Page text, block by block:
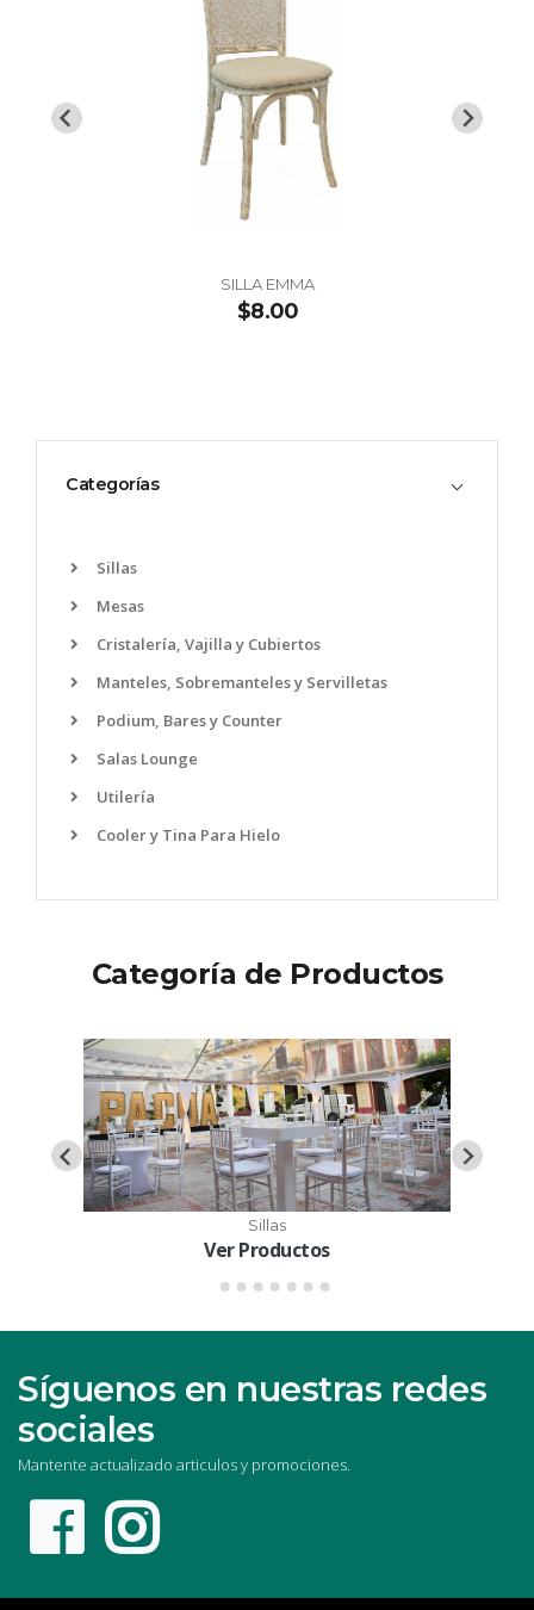
SILLA EMMA
$8.00
Categorías
Sillas
Mesas
Cristalería, Vajilla y Cubiertos
Manteles, Sobremanteles y Servilletas
Podium, Bares y Counter
Salas Lounge
Utilería
Cooler y Tina Para Hielo
Categoría de Productos
Sillas
Ver Productos
Síguenos en nuestras redes
sociales
Mantente actualizado articulos y promociones.